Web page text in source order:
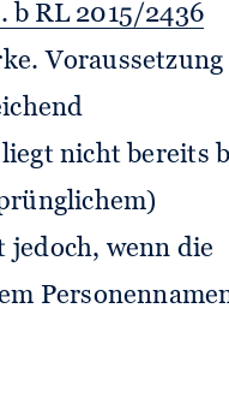
b RL 2015/2436
nicht bereits
jedoch, wenn die